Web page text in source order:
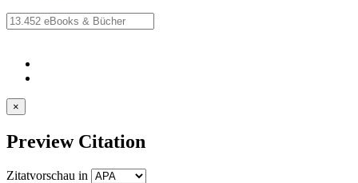
×
Preview Citation
Zitatvorschau in